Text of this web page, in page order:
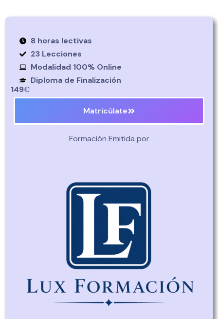
8 horas lectivas
23 Lecciones
Modalidad 100% Online
Diploma de Finalización
149€
Matricúlate
Formación Emitida por